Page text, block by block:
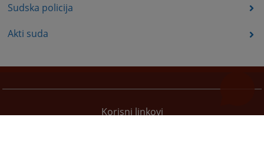
Sudska policija
Akti suda
Korisni linkovi